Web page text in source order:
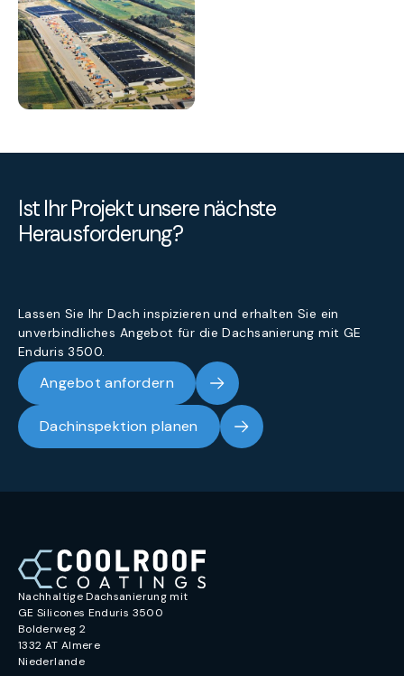
Ist Ihr Projekt unsere nächste
Herausforderung?
Lassen Sie Ihr Dach inspizieren und erhalten Sie ein
unverbindliches Angebot für die Dachsanierung mit GE
Enduris 3500.
Angebot anfordern
Dachinspektion planen
Nachhaltige Dachsanierung mit
GE Silicones Enduris 3500
Bolderweg 2
1332 AT Almere
Niederlande